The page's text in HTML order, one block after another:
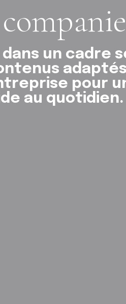
un cadre
pour
au quotidien.